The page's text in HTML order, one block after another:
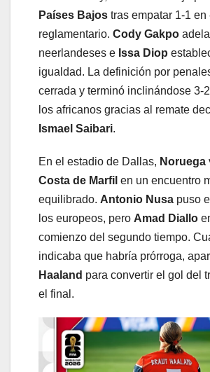
Países Bajos tras empatar 1-1 en
reglamentario. Cody Gakpo
neerlandeses e Issa Diop
igualdad. La definición por
cerrada y terminó inclinándose 3-
los africanos gracias al remate
Ismael Saibari.
En el estadio de Dallas, Noruega
Costa de Marfil en un encuentro
equilibrado. Antonio Nusa puso
los europeos, pero Amad Diallo
comienzo del segundo tiempo.
indicaba que habría prórroga,
Haaland para convertir el gol del
el final.